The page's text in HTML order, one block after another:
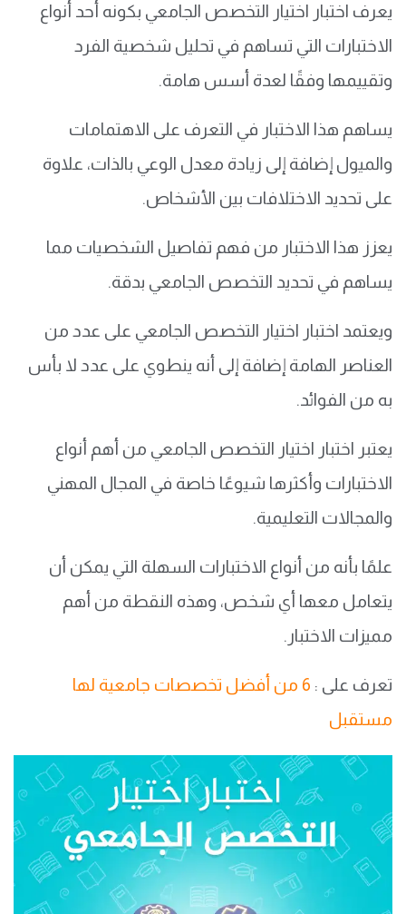
يعرف اختبار اختيار التخصص الجامعي بكونه أحد أنواع
الاختبارات التي تساهم في تحليل شخصية الفرد
وتقييمها وفقًا لعدة أسس هامة.
يساهم هذا الاختبار في التعرف على الاهتمامات
والميول إضافة إلى زيادة معدل الوعي بالذات، علاوة
على تحديد الاختلافات بين الأشخاص.
يعزز هذا الاختبار من فهم تفاصيل الشخصيات مما
يساهم في تحديد التخصص الجامعي بدقة.
ويعتمد اختبار اختيار التخصص الجامعي على عدد من
العناصر الهامة إضافة إلى أنه ينطوي على عدد لا بأس
به من الفوائد.
يعتبر اختبار اختيار التخصص الجامعي من أهم أنواع
الاختبارات وأكثرها شيوعًا خاصة في المجال المهني
والمجالات التعليمية.
علمًا بأنه من أنواع الاختبارات السهلة التي يمكن أن
يتعامل معها أي شخص، وهذه النقطة من أهم
مميزات الاختبار.
تعرف على :
6 من أفضل تخصصات جامعية لها
مستقبل